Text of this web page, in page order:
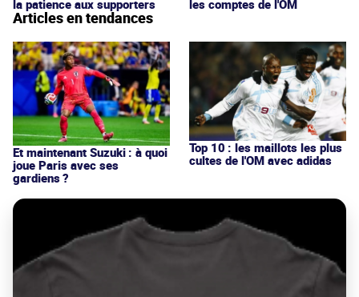
la patience aux supporters les comptes de l'OM
Articles en tendances
Et maintenant Suzuki : à quoi
joue Paris avec ses
gardiens ?
Top 10 : les maillots les plus
cultes de l'OM avec adidas